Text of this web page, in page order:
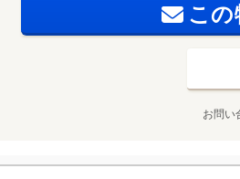
こ
お問い